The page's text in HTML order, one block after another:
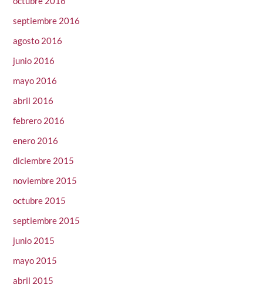
septiembre 2016
agosto 2016
junio 2016
mayo 2016
abril 2016
febrero 2016
enero 2016
diciembre 2015
noviembre 2015
octubre 2015
septiembre 2015
junio 2015
mayo 2015
abril 2015